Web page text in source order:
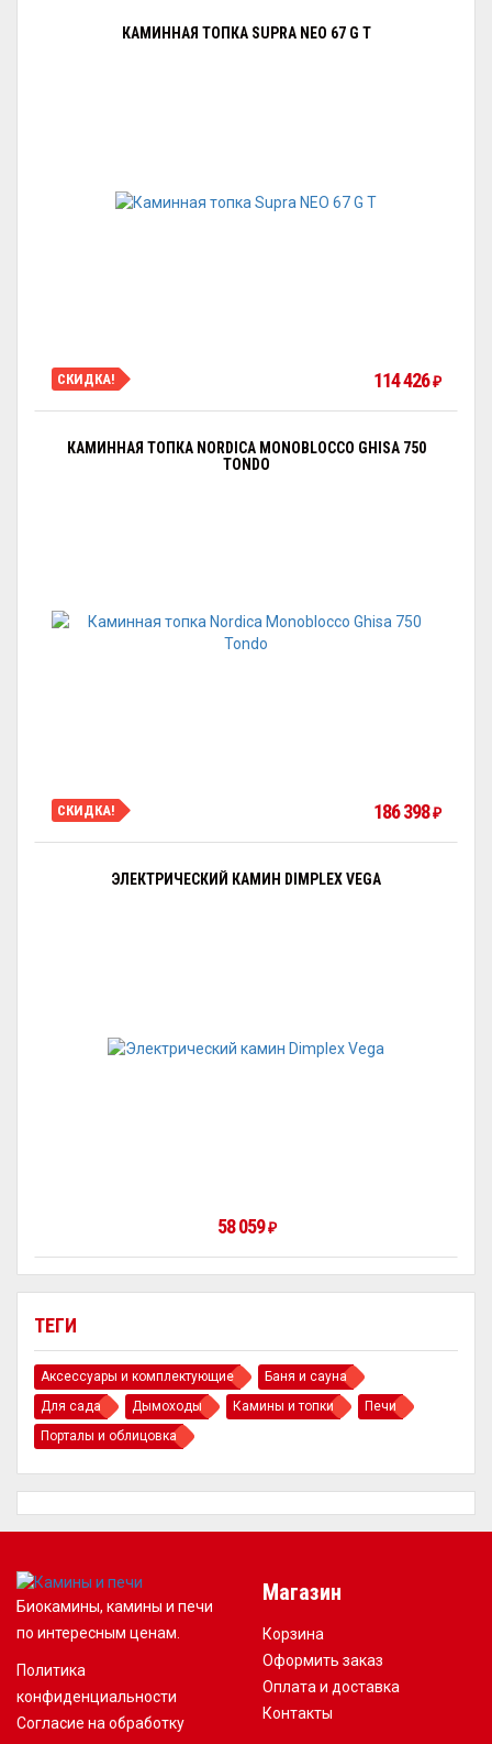
ТЕГИ
Аксессуары и комплектующие
Баня и сауна
Для сада
Дымоходы Камины и топки
Печи
Порталы и облицовка
КАМИННАЯ ТОПКА SUPRA NEO 67 G T
СКИДКА! 114 426₽
КАМИННАЯ ТОПКА NORDICA MONOBLOCCO GHISA 750
TONDO
СКИДКА! 186 398₽
ЭЛЕКТРИЧЕСКИЙ КАМИН DIMPLEX VEGA
58 059₽
Биокамины, камины и печи
по интересным ценам.
Политика
конфиденциальности
Согласие на обработку
Магазин
Корзина
Оформить заказ
Оплата и доставка
Контакты